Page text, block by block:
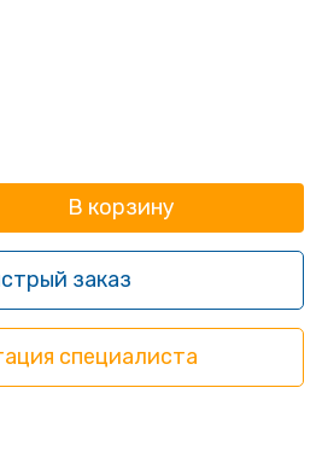
В корзину
заказ
специалиста